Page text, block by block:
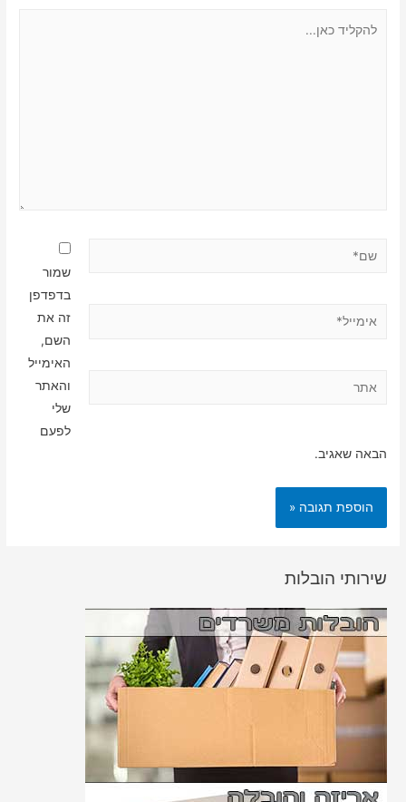
שמור
בדפדפן
זה את
השם,
האימייל
והאתר
שלי
לפעם
הבאה שאגיב.
שירותי הובלות